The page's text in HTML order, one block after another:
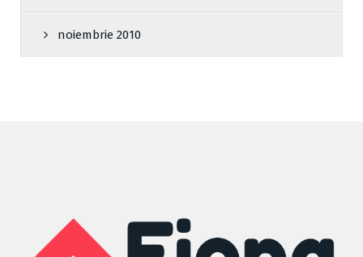
noiembrie 2010